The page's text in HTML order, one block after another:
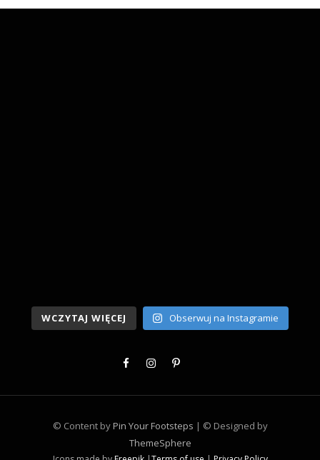
WCZYTAJ WIĘCEJ Obserwuj na Instagramie
© Content byPin Your Footsteps | © Designed by
ThemeSphere